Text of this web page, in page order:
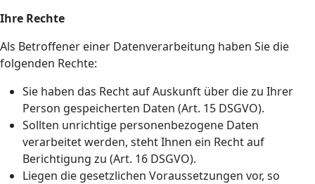
Ihre Rechte
Als Betroffener einer Datenverarbeitung haben Sie die
folgenden Rechte:
Sie haben das Recht auf Auskunft über die zu Ihrer
Person gespeicherten Daten (Art. 15 DSGVO).
Sollten unrichtige personenbezogene Daten
verarbeitet werden, steht Ihnen ein Recht auf
Berichtigung zu (Art. 16 DSGVO).
Liegen die gesetzlichen Voraussetzungen vor, so